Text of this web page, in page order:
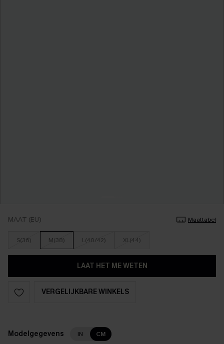
MAAT (EU) Maattabel
S(36) M(38) L(40/42) XL(44)
LAAT HET ME WETEN
VERGELIJKBARE WINKELS
Modelgegevens IN CM